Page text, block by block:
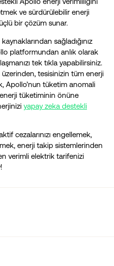
ve sürdürülebilir enerji
bir çözüm sunar.
sağladığınız
platformundan anlık olarak
tek tıkla yapabilirsiniz.
tesisinizin tüm enerji
Apollo’nun tüketim anomali
tüketiminin önüne
yapay zeka destekli
cezalarınızı engellemek,
enerji takip sistemlerinden
verimli elektrik tarifenizi